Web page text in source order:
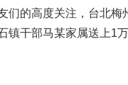
们的高度关注，台北
镇干部马某家属送上1